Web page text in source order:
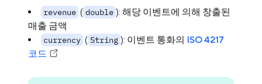
revenue ( double ): 해당 이벤트에 의해 창출된
매출 금액
currency ( String ): 이벤트 통화의 ISO 4217
코드